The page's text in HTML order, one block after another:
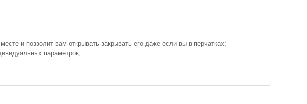
и позволит вам открывать-закрывать его даже если вы в перчатках;
параметров;